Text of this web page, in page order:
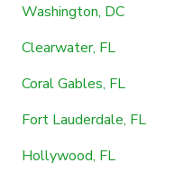
Washington, DC
Clearwater, FL
Coral Gables, FL
Fort Lauderdale, FL
Hollywood, FL